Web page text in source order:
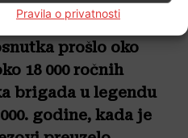
Pravila o privatnosti
prošlo oko
18 000 ročnih
brigada u legendu
godine, kada je